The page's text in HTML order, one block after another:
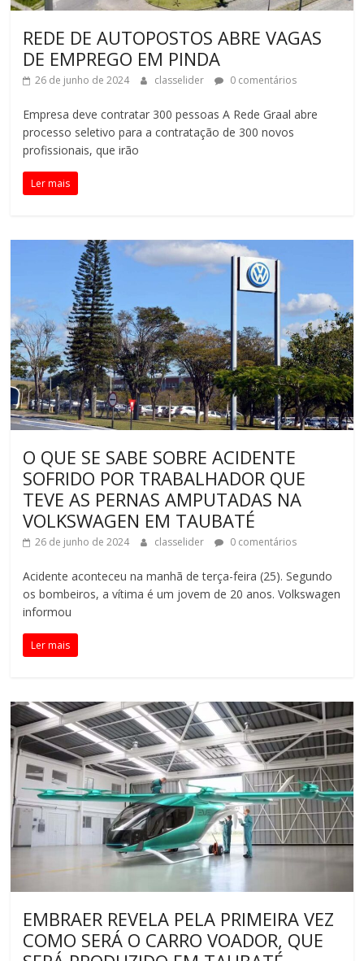
REDE DE AUTOPOSTOS ABRE VAGAS
DE EMPREGO EM PINDA
26 de junho de 2024 classelider 0 comentários
Empresa deve contratar 300 pessoas A Rede Graal abre
processo seletivo para a contratação de 300 novos
profissionais, que irão
Ler mais
O QUE SE SABE SOBRE ACIDENTE
SOFRIDO POR TRABALHADOR QUE
TEVE AS PERNAS AMPUTADAS NA
VOLKSWAGEN EM TAUBATÉ
26 de junho de 2024 classelider 0 comentários
Acidente aconteceu na manhã de terça-feira (25). Segundo
os bombeiros, a vítima é um jovem de 20 anos. Volkswagen
informou
Ler mais
EMBRAER REVELA PELA PRIMEIRA VEZ
COMO SERÁ O CARRO VOADOR, QUE